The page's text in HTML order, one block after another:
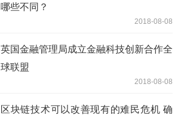
哪些不同？
2018-08-08
英国金融管理局成立金融科技创新合作全
球联盟
2018-08-08
区块链技术可以改善现有的难民危机 确